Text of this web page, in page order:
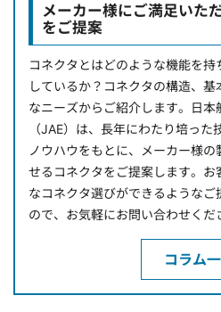
メーカー様にご満足いた
をご提案
コネクタとはどのような機能を
しているか？コネクタの構造、
なニーズからご紹介します。日
（JAE）は、長年にわたり培っ
ノウハウをもとに、メーカー様
せるコネクタをご提案します。
なコネクタ選びができるような
ので、お気軽にお問い合わせくだ
コラム